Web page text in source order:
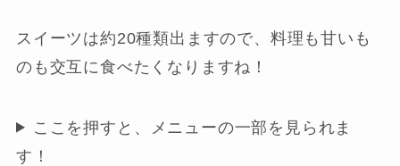
スイーツは約20種類出ますので、料理も甘いも
のも交互に食べたくなりますね！
ここを押すと、メニューの一部を見られま
す！